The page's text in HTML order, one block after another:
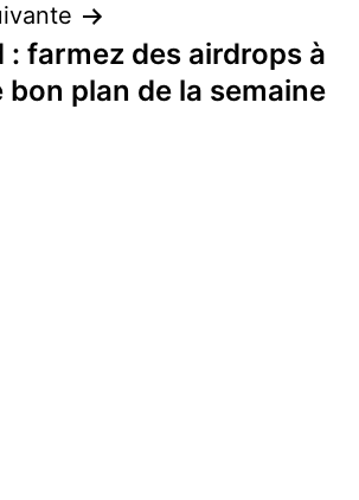
farmez des airdrops à
bon plan de la semaine